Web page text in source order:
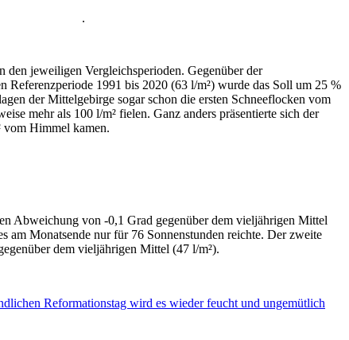
.
jeweiligen Vergleichsperioden. Gegenüber der
Referenzperiode 1991 bis 2020 (63 l/m²) wurde das Soll um 25 %
der Mittelgebirge sogar schon die ersten Schneeflocken vom
mehr als 100 l/m² fielen. Ganz anders präsentierte sich der
vom Himmel kamen.
Abweichung von -0,1 Grad gegenüber dem vieljährigen Mittel
am Monatsende nur für 76 Sonnenstunden reichte. Der zweite
dem vieljährigen Mittel (47 l/m²).
Reformationstag wird es wieder feucht und ungemütlich